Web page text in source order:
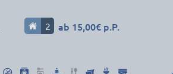
2 ab 15,00€ p.P.